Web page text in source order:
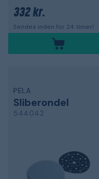
332 kr.
Sendes inden for 24 timer!
PELA
Sliberondel
544042